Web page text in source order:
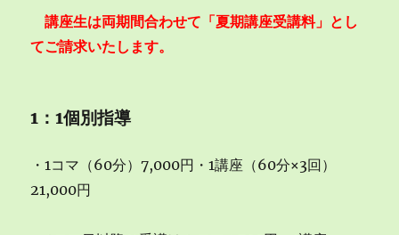
講座生は両期間合わせて「夏期講座受講料」とし
てご請求いたします。
1：1個別指導
・1コマ（60分）7,000円・1講座（60分×3回）
21,000円